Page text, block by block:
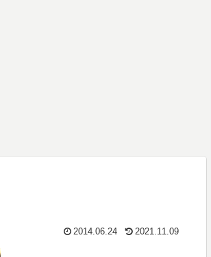
2014.06.24 2021.11.09